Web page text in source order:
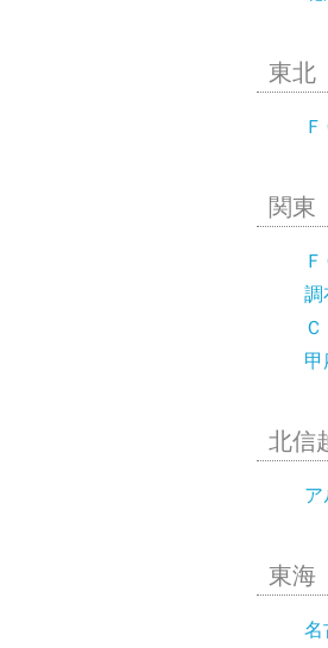
東北
関東
調
北信
東海
名